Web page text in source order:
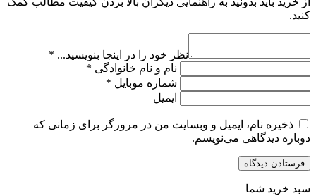
نظر خود را در اینجا بنویسید...*
نام و نام خانوادگی *
شماره موبایل *
ایمیل
ذخیره نام، ایمیل و وبسایت من در مرورگر برای زمانی که
دیدگاهی می‌نویسم.
خرید شما